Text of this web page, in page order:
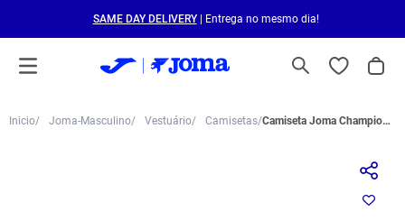
SAME DAY DELIVERY| Entrega no mesmo dia!
Joma-Masculino Vestuário Camisetas Camiseta Joma Championship VI Azul Marinho